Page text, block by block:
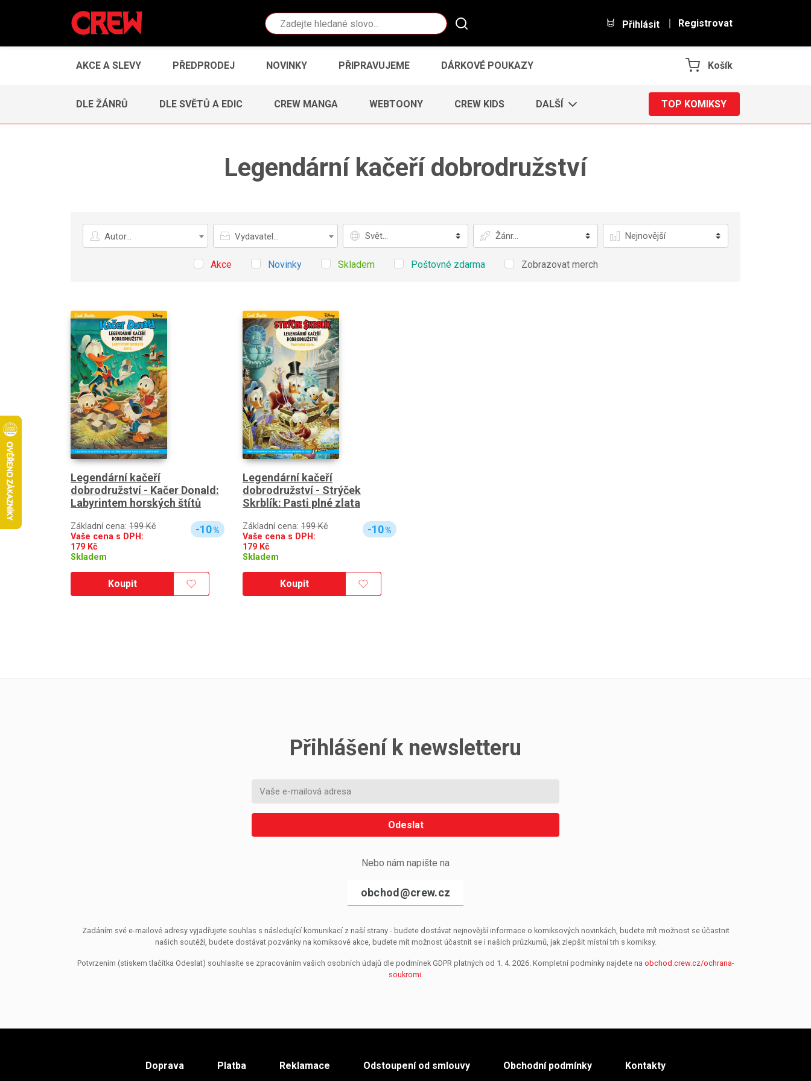
Vyhledávání Přihlásit Registrovat
AKCE A SLEVY PŘEDPRODEJ NOVINKY PŘIPRAVUJEME DÁRKOVÉ POUKAZY Košík
DLE ŽÁNRŮ DLE SVĚTŮ A EDIC CREW MANGA WEBTOONY CREW KIDS DALŠÍ TOP KOMIKSY
Legendární kačeří dobrodružství
Autor
Autor...
Vydavatel
Vydavatel...
Svět Žánr Řadit
Akce Novinky Skladem Poštovné zdarma Zobrazovat merch
Legendární kačeří
dobrodružství - Kačer Donald:
Labyrintem horských štítů
Základní cena: 199 Kč
Vaše cena s DPH:
179 Kč
Skladem
-10%
Koupit
Legendární kačeří
dobrodružství - Strýček
Skrblík: Pasti plné zlata
Základní cena: 199 Kč
Vaše cena s DPH:
179 Kč
Skladem
-10%
Koupit
Přihlášení k newsletteru
Odeslat
Nebo nám napište na
obchod@crew.cz
Zadáním své e-mailové adresy vyjadřujete souhlas s následující komunikací z naší strany - budete dostávat nejnovější informace o komiksových novinkách, budete mít možnost se účastnit
našich soutěží, budete dostávat pozvánky na komiksové akce, budete mít možnost účastnit se i našich průzkumů, jak zlepšit místní trh s komiksy.
Potvrzením (stiskem tlačítka Odeslat) souhlasíte se zpracováním vašich osobních údajů dle podmínek GDPR platných od 1. 4. 2026. Kompletní podmínky najdete na obchod.crew.cz/ochrana-
soukromi.
Doprava Platba Reklamace Odstoupení od smlouvy Obchodní podmínky Kontakty